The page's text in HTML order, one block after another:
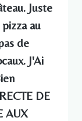
Juste
au
de
J'Ai
DE
AUX